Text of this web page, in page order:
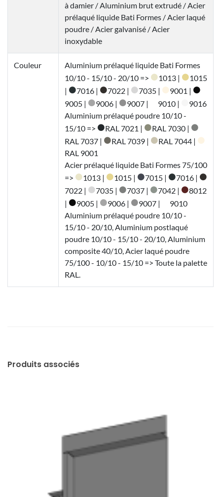
à damier / Aluminium brut extrudé / Acier
prélaqué liquide Bati Formes / Acier laqué
poudre / Acier galvanisé / Acier
inoxydable
Couleur
Aluminium prélaqué liquide Bati Formes
10/10 - 15/10 - 20/10 =>
1013 |
1015
|
7016 | 7022 | 7035 |
9001 |
9005 |
9006 | 9007 | 9010 |
9016
Aluminium prélaqué poudre 10/10 -
15/10 =>
RAL 7021 |
RAL 7030 |
RAL 7037 |
RAL 7039 |
RAL 7044 |
RAL 9001
Acier prélaqué liquide Bati Formes 75/100
=>
1013 | 1015 | 7015 |
7016 |
7022 |
7035 | 7037 | 7042 |
8012
|
9005 | 9006 | 9007 |
9010
Aluminium prélaqué poudre 10/10 -
15/10 - 20/10, Aluminium postlaqué
poudre 10/10 - 15/10 - 20/10, Aluminium
composite 40/10, Acier laqué poudre
75/100 - 10/10 - 15/10 => Toute la palette
RAL.
Produits associés